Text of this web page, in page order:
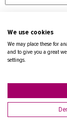
Tietosuojaseloste
We use cookies
We may place these for
and to give you a great
settings.